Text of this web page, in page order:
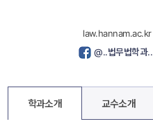
law.hannam.ac.kr
@..법무법학과..
학과소개 교수소개